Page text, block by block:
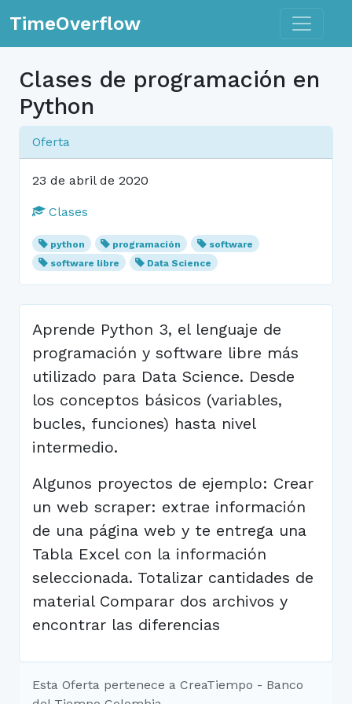
TimeOverflow Toggle
Clases de programación en
Python
Oferta
23 de abril de 2020
Clases
python programación
software
software libre
Data Science
Aprende Python 3, el lenguaje de
programación y software libre más
utilizado para Data Science. Desde
los conceptos básicos (variables,
bucles, funciones) hasta nivel
intermedio.
Algunos proyectos de ejemplo: Crear
un web scraper: extrae información
de una página web y te entrega una
Tabla Excel con la información
seleccionada. Totalizar cantidades de
material Comparar dos archivos y
encontrar las diferencias
Esta Oferta pertenece a CreaTiempo - Banco